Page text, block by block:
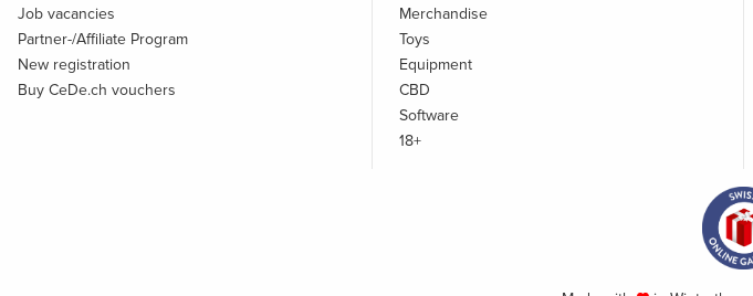
Job vacancies
Partner-/Affiliate Program
New registration
Buy CeDe.ch vouchers
Merchandise
Toys
Equipment
CBD
Software
18+